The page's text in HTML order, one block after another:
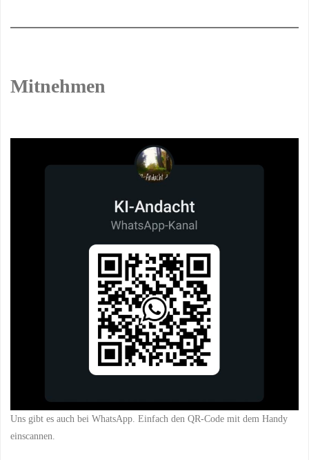
Mitnehmen
Uns gibt es auch bei WhatsApp. Einfach den QR-Code mit dem Handy
einscannen.